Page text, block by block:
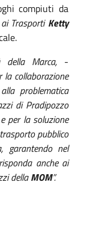
compiuti da
Trasporti Ketty
Marca,-
la collaborazione
problematica
di Pradipozzo
per la soluzione
pubblico
garantendo nel
anche ai
dellaMOM”.